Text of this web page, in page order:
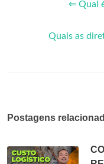
⇐ Qual
Quais as
Postagens